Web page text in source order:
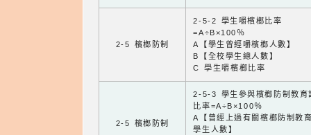
2-5 檳榔防制
2-5-2 學生嚼檳榔比率
=A÷B×100％
A【學生曾經嚼檳榔人數】
B【全校學生總人數】
C 學生嚼檳榔比率
2-5 檳榔防制
2-5-3 學生參與檳榔防制教育
比率=A÷B×100％
A【曾經上過有關檳榔防制教
學生人數】